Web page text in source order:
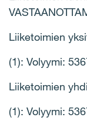
Liiketoimien
(1): Volyymi:
Liiketoimien
(1): Volyymi: